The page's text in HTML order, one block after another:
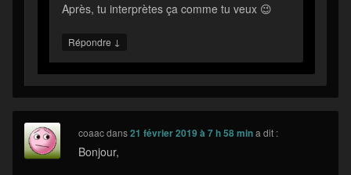
Après, tu interprètes ça comme tu veux 😉
Répondre ↓
coaacdans21 février 2019 à 7 h 58 min a dit :
Bonjour,